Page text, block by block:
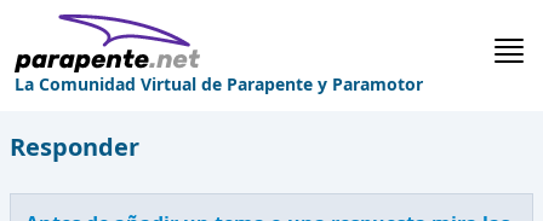
La Comunidad Virtual de Parapente y Paramotor
Responder